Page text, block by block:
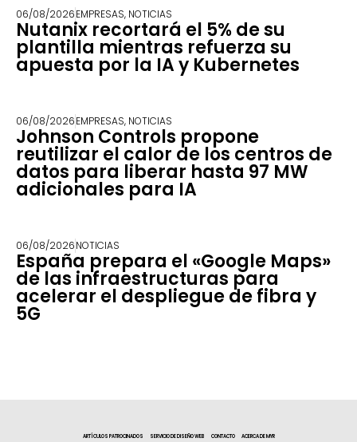
06/08/2026EMPRESAS, NOTICIAS
Nutanix recortará el 5% de su
plantilla mientras refuerza su
apuesta por la IA y Kubernetes
06/08/2026EMPRESAS, NOTICIAS
Johnson Controls propone
reutilizar el calor de los centros de
datos para liberar hasta 97 MW
adicionales para IA
06/08/2026NOTICIAS
España prepara el «Google Maps»
de las infraestructuras para
acelerar el despliegue de fibra y
5G
ARTÍCULOS PATROCINADOS SERVICIO DE DISEÑO WEB CONTACTO ACERCA DE MYR